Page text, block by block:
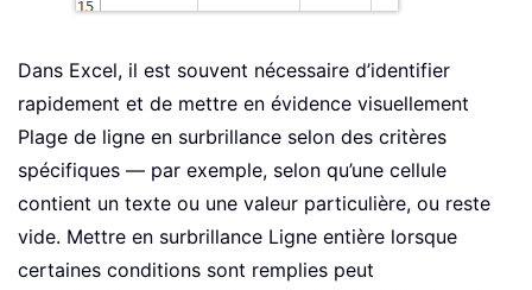
Dans Excel, il est souvent nécessaire d’identifier
rapidement et de mettre en évidence visuellement
Plage de ligne en surbrillance selon des critères
spécifiques — par exemple, selon qu’une cellule
contient un texte ou une valeur particulière, ou reste
vide. Mettre en surbrillance Ligne entière lorsque
certaines conditions sont remplies peut